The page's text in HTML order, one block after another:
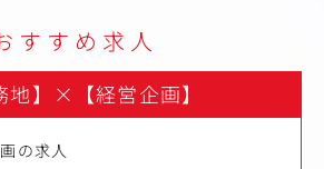
すすめ求人
地】 × 【経営企画】
の求人